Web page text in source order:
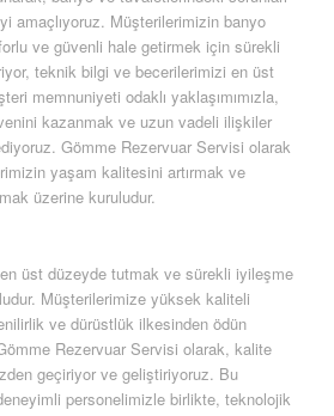
amaçlıyoruz. Müşterilerimizin banyo
ve güvenli hale getirmek için sürekli
teknik bilgi ve becerilerimizi en üst
memnuniyeti odaklı yaklaşımımızla,
kazanmak ve uzun vadeli ilişkiler
Gömme Rezervuar Servisi olarak
yaşam kalitesini artırmak ve
üzerine kuruludur.
üst düzeyde tutmak ve sürekli iyileşme
Müşterilerimize yüksek kaliteli
ve dürüstlük ilkesinden ödün
Rezervuar Servisi olarak, kalite
geçiriyor ve geliştiriyoruz. Bu
personelimizle birlikte, teknolojik